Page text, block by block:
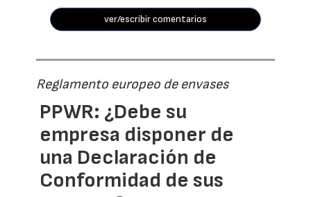
ver/escribir comentarios
Reglamento europeo de envases
PPWR: ¿Debe su
empresa disponer de
una Declaración de
Conformidad de sus